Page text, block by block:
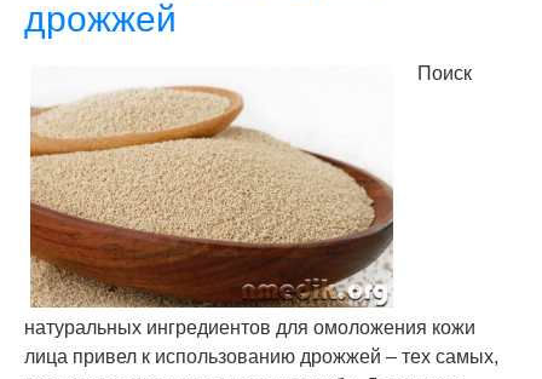
дрожжей
Поиск
натуральных ингредиентов для омоложения кожи
лица привел к использованию дрожжей – тех самых,